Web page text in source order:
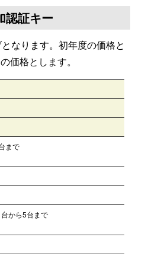
認証キー
なります。初年度の価格と
価格とします。
まで
から5台まで